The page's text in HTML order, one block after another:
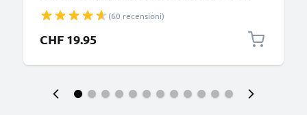
(60 recensioni)
CHF 19.95